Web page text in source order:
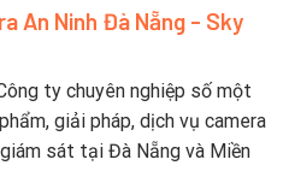
trực
tiếp
thoại
pin
dưới
2
tiếng
An Ninh Đà Nẵng - Sky
ty chuyên nghiệp số một
giải pháp, dịch vụ camera
sát tại Đà Nẵng và Miền